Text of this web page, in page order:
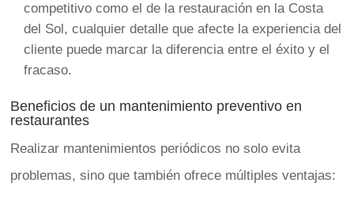
competitivo como el de la restauración en la Costa
del Sol, cualquier detalle que afecte la experiencia del
cliente puede marcar la diferencia entre el éxito y el
fracaso.
Beneficios de un mantenimiento preventivo en
restaurantes
Realizar mantenimientos periódicos no solo evita
problemas, sino que también ofrece múltiples ventajas: